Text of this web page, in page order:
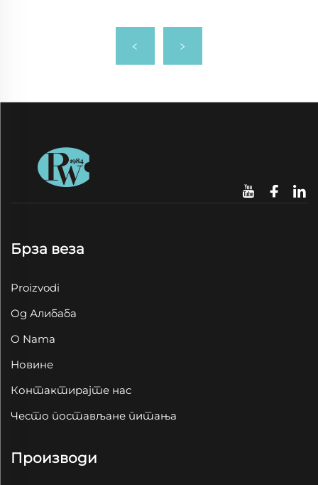
Брза веза
Proizvodi
Од Алибаба
O Nama
Новине
Контактирајте нас
Често постављане питања
Производи